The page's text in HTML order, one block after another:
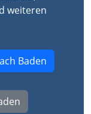
weiteren
Baden